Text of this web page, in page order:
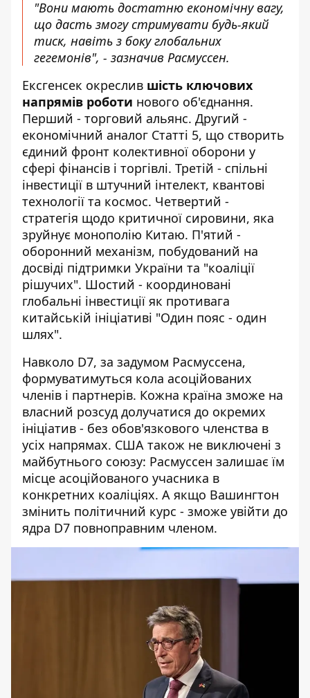
"Вони мають достатню економічну вагу,
що дасть змогу стримувати будь-який
тиск, навіть з боку глобальних
гегемонів", - зазначив Расмуссен.
Ексгенсек окреслив шість ключових
напрямів роботи нового об'єднання.
Перший - торговий альянс. Другий -
економічний аналог Статті 5, що створить
єдиний фронт колективної оборони у
сфері фінансів і торгівлі. Третій - спільні
інвестиції в штучний інтелект, квантові
технології та космос. Четвертий -
стратегія щодо критичної сировини, яка
зруйнує монополію Китаю. П'ятий -
оборонний механізм, побудований на
досвіді підтримки України та "коаліції
рішучих". Шостий - координовані
глобальні інвестиції як противага
китайській ініціативі "Один пояс - один
шлях".
Навколо D7, за задумом Расмуссена,
формуватимуться кола асоційованих
членів і партнерів. Кожна країна зможе на
власний розсуд долучатися до окремих
ініціатив - без обов'язкового членства в
усіх напрямах. США також не виключені з
майбутнього союзу: Расмуссен залишає їм
місце асоційованого учасника в
конкретних коаліціях. А якщо Вашингтон
змінить політичний курс - зможе увійти до
ядра D7 повноправним членом.